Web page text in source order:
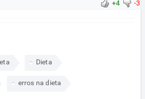
+4 -3
Dieta
erros na dieta